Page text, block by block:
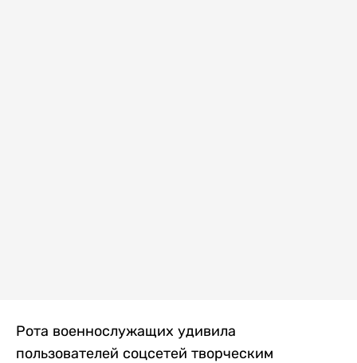
Рота военнослужащих удивила
пользователей соцсетей творческим